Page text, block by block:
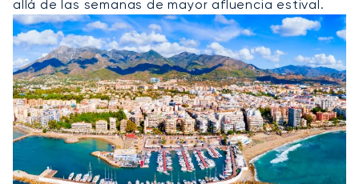
allá de las semanas de mayor afluencia estival.